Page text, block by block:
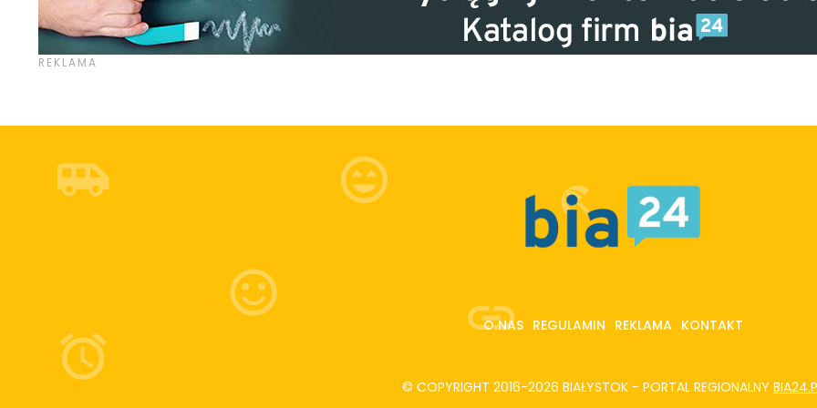
O NAS REGULAMIN REKLAMA KONTAKT
© COPYRIGHT 2016-2026 BIAŁYSTOK - PORTAL REGIONALNY